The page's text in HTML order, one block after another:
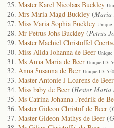
Master Karel Nicolaas Buckley
Mrs Maria Magd Buckley (Maria
Miss Maria Sophia Buckley Unique
Mr Petrus Johs Buckley (Petrus
Master Machiel Christoffel
Miss Alida Johanna de Beer Unique
Ms Anna Maria de Beer Unique ID:
Anna Susanna de Beer Unique ID:
Master Antonie J Lourens de Beer
Miss baby de Beer (Hester Maria
Ms Catrina Johanna Fredrik de
Master Gideon Christof de Beer (
Master Gideon Mathys de Beer (